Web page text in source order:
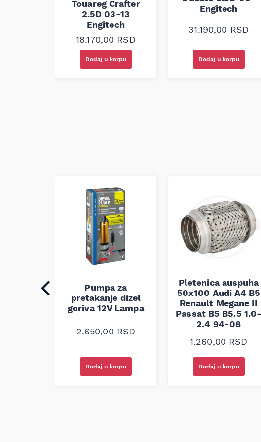
Touareg Crafter
2.5D 03-13
Engitech
18.170,00 RSD
Dodaj u korpu
Engitech
31.190,00 RSD
Dodaj u korpu
Pumpa za
pretakanje dizel
goriva 12V Lampa
2.650,00 RSD
Dodaj u korpu
Pletenica auspuha
50x100 Audi A4 B5
Renault Megane II
Passat B5 B5.5 1.0-
2.4 94-08
1.260,00 RSD
Dodaj u korpu